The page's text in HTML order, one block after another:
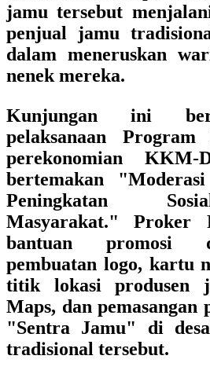
jamu tersebut
penjual jamu
dalam meneruskan
nenek mereka.
Kunjungan ini
pelaksanaan
perekonomian
bertemakan
Peningkatan
Masyarakat." Proker
bantuan promosi
pembuatan logo, kartu
titik lokasi produsen
Maps, dan pemasangan
"Sentra Jamu" di
tradisional tersebut.